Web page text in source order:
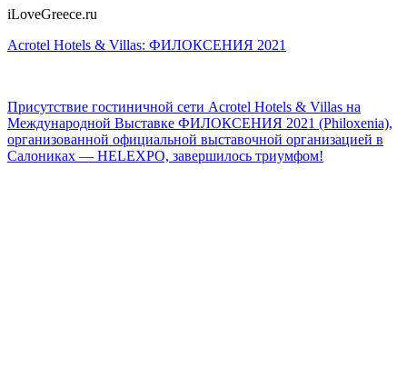
iLoveGreece.ru
Acrotel Hotels & Villas: ФИЛОКСЕНИЯ 2021
Присутствие гостиничной сети Acrotel Hotels & Villas на
Международной Выставке ФИЛОКСЕНИЯ 2021 (Philoxenia),
организованной официальной выставочной организацией в
Салониках — HELEXPO, завершилось триумфом!